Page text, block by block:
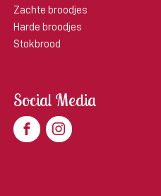
Zachte broodjes
Harde broodjes
Stokbrood
Social Media